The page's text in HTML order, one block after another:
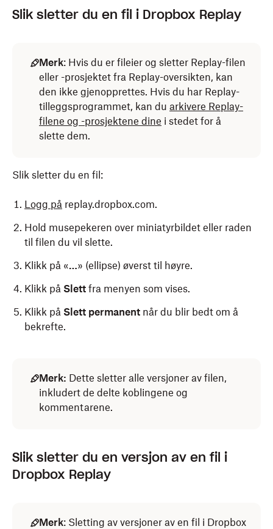
Slik sletter du en fil i Dropbox Replay
Merk: Hvis du er fileier og sletter Replay-filen
eller -prosjektet fra Replay-oversikten, kan
den ikke gjenopprettes. Hvis du har Replay-
tilleggsprogrammet, kan du arkivere Replay-
filene og -prosjektene dine i stedet for å
slette dem.
Slik sletter du en fil:
Logg på replay.dropbox.com.
Hold musepekeren over miniatyrbildet eller raden
til filen du vil slette.
Klikk på «…» (ellipse) øverst til høyre.
Klikk på Slett fra menyen som vises.
Klikk på Slett permanent når du blir bedt om å
bekrefte.
Merk: Dette sletter alle versjoner av filen,
inkludert de delte koblingene og
kommentarene.
Slik sletter du en versjon av en fil i
Dropbox Replay
Merk: Sletting av versjoner av en fil i Dropbox